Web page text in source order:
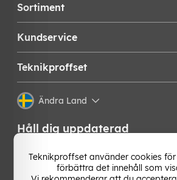
Sortiment
Kundservice
Teknikproffset
Ändra Land
Håll dig uppdaterad
Få de senaste nyheterna, hetaste
bästa tipsen från oss direkt i din
vårt nyhetsbrev!
Teknikproffset använder cookies
förbättra det innehåll som